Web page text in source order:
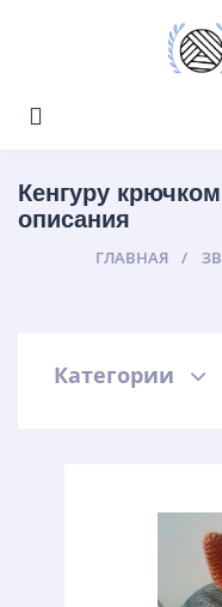
Кенгуру
описания
ГЛАВНАЯ
Категории